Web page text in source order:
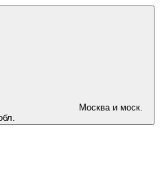
Москва и моск.